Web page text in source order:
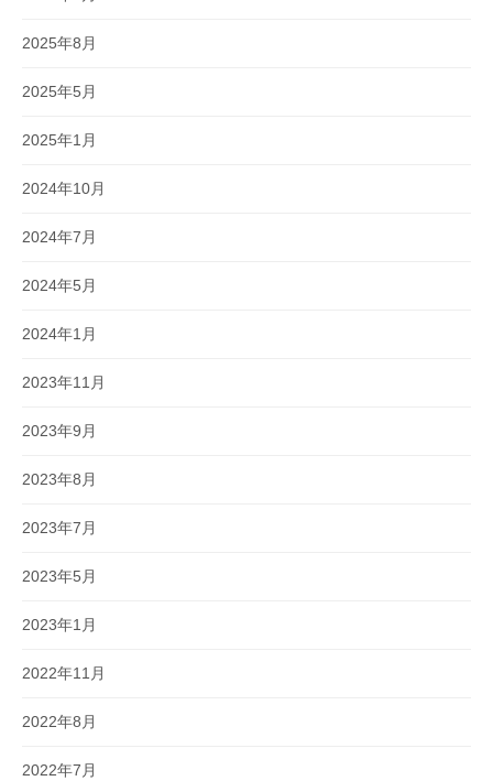
2025年8月
2025年5月
2025年1月
2024年10月
2024年7月
2024年5月
2024年1月
2023年11月
2023年9月
2023年8月
2023年7月
2023年5月
2023年1月
2022年11月
2022年8月
2022年7月